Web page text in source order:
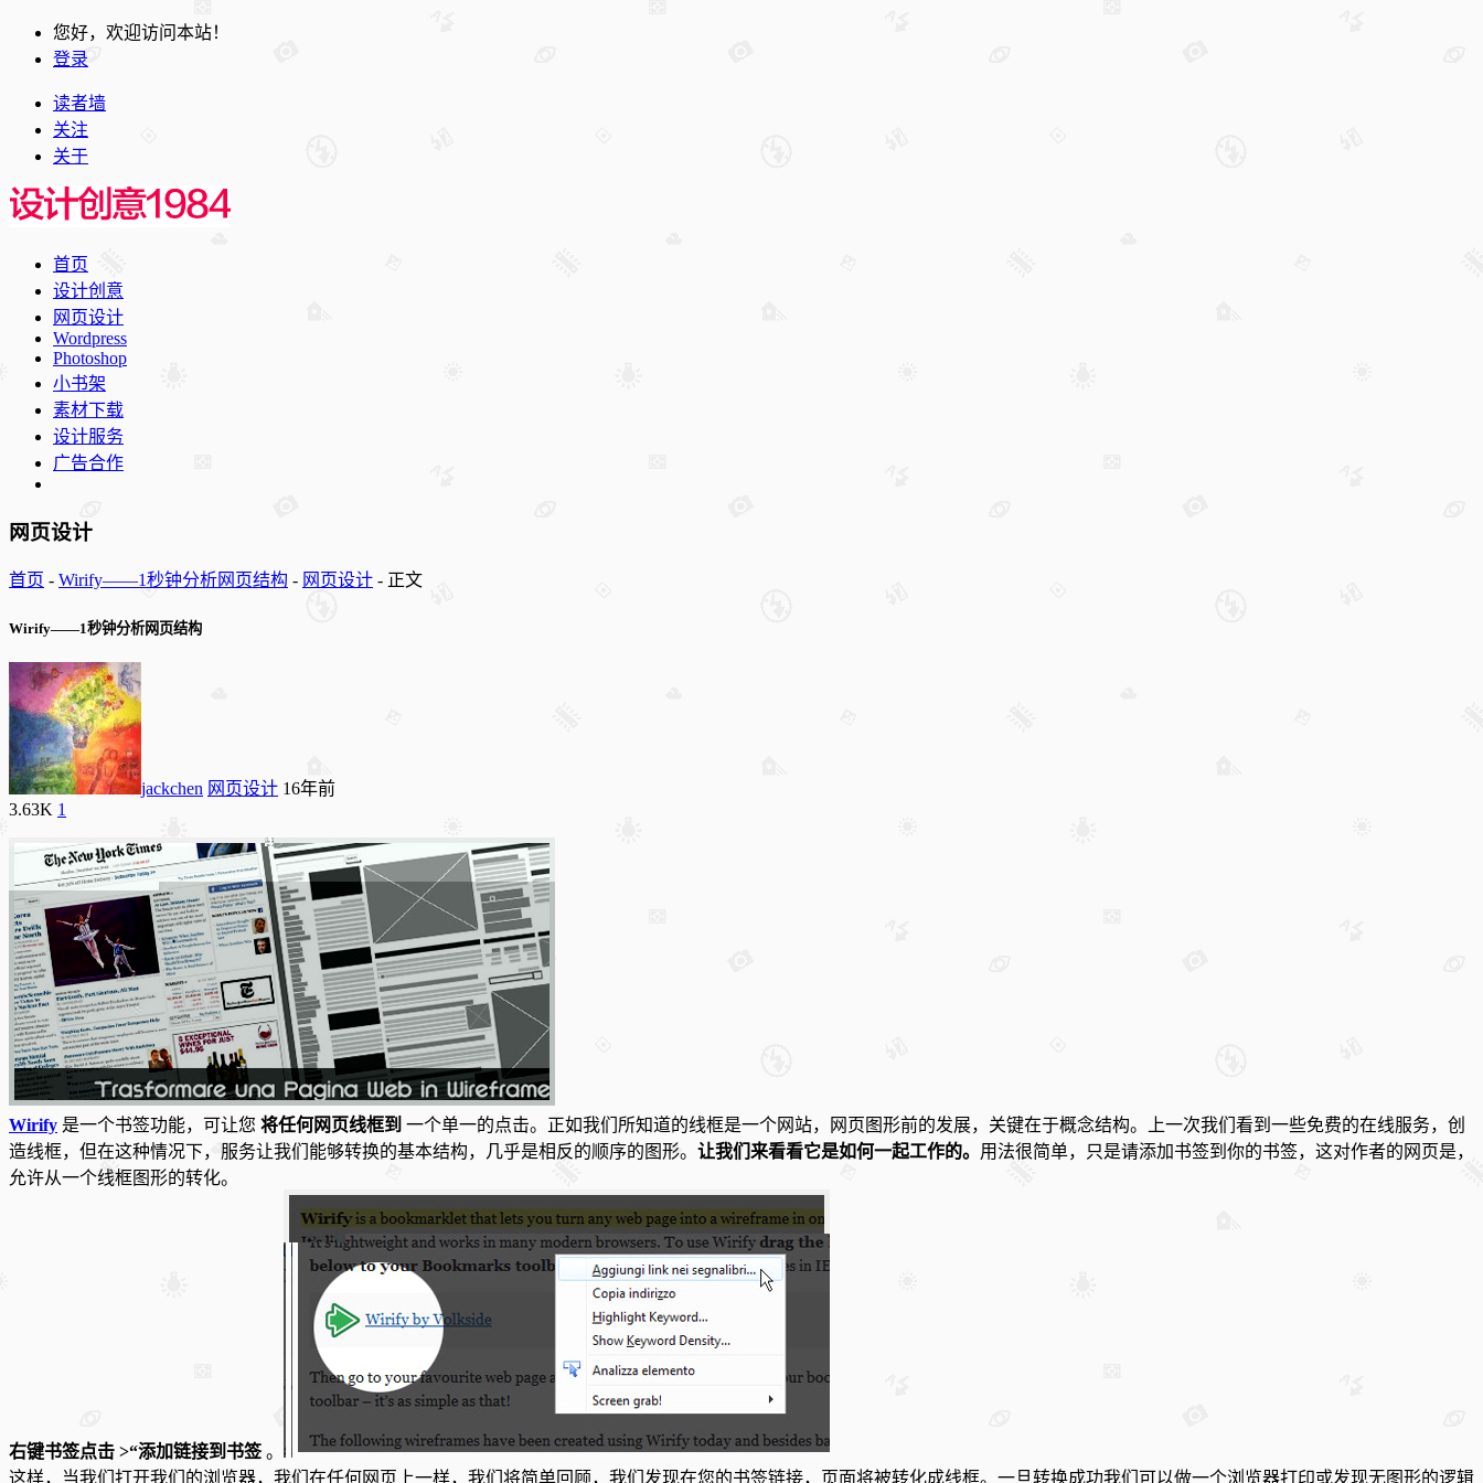
您好，欢迎访问本站！
登录
读者墙
关注
关于
首页
设计创意
网页设计
Wordpress
Photoshop
小书架
素材下载
设计服务
广告合作
网页设计
首页 - Wirify——1秒钟分析网页结构 - 网页设计 - 正文
Wirify——1秒钟分析网页结构
jackchen 网页设计 16年前
3.63K 1
Wirify 是一个书签功能，可让您 将任何网页线框到 一个单一的点击。 正如我们所知道的线框是一个网站，网页图形前的发展，关键在于概念结构。上一次我们看到一些免费的在线服务，创
造线框，但在这种情况下，服务让我们能够转换的基本结构，几乎是相反的顺序的图形。 让我们来看看它是如何一起工作的。 用法很简单，只是请添加书签到你的书签，这对作者的网页是，
允许从一个线框图形的转化。
右键书签点击 >“添加链接到书签 。
这样，当我们打开我们的浏览器，我们在任何网页上一样，我们将简单回顾，我们发现在您的书签链接，页面将被转化成线框。 一旦转换成功我们可以做一个浏览器打印或发现无图形的逻辑